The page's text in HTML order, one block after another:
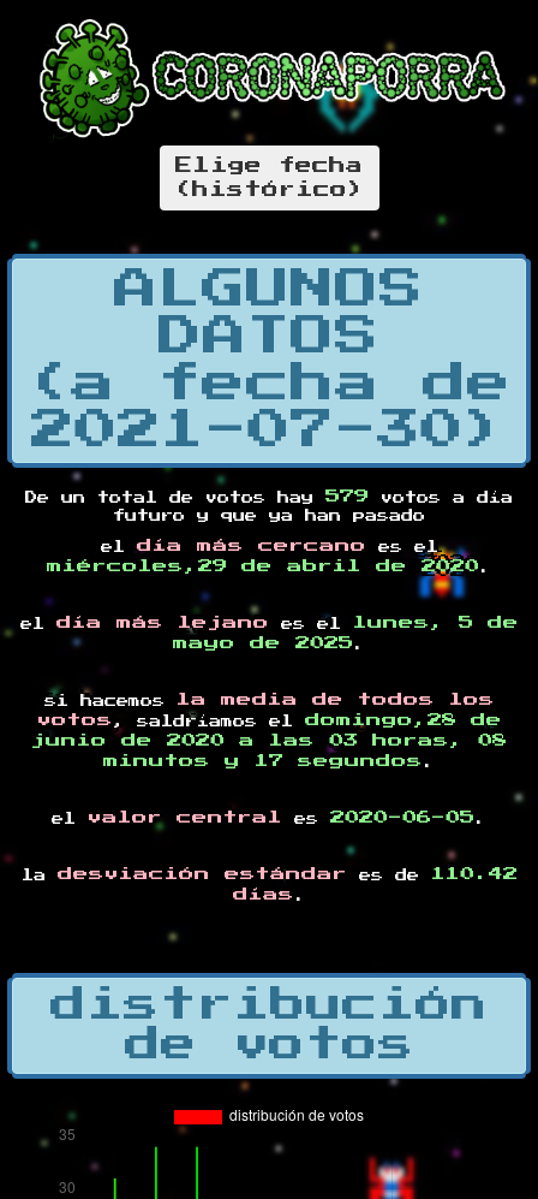
Elige fecha
(histórico)
ALGUNOS
DATOS
(a fecha de
2021-07-30)
De un total de votos hay 579 votos a día
futuro y que ya han pasado
eldía más cercano es el
miércoles,29 de abril de 2020 .
el día más lejano es el
lunes, 5 de
mayo de 2025 .
si hacemos
la media de todos los
votos , saldríamos el domingo,28 de
junio de 2020 a las 03 horas, 08
minutos y 17 segundos .
el valor central es 2020-06-05 .
la desviación estándar es de
110.42
días .
distribución
de votos